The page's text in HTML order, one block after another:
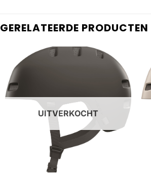
GERELATEERDE PRODUCTEN
UITVERKOCHT